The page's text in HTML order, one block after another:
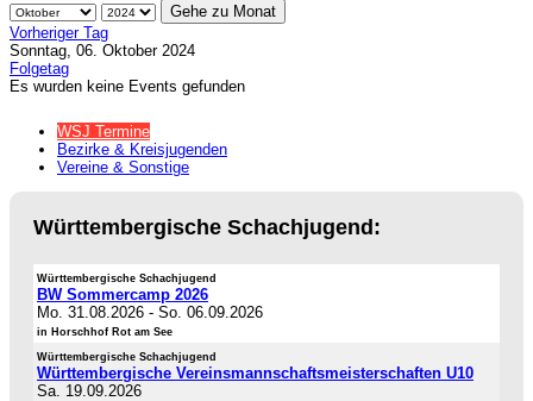
Gehe zu Monat
Vorheriger Tag
Sonntag, 06. Oktober 2024
Folgetag
Es wurden keine Events gefunden
WSJ Termine
Bezirke & Kreisjugenden
Vereine & Sonstige
Württembergische Schachjugend:
Württembergische Schachjugend
BW Sommercamp 2026
Mo. 31.08.2026 - So. 06.09.2026
in Horschhof Rot am See
Württembergische Schachjugend
Württembergische Vereinsmannschaftsmeisterschaften U10
Sa. 19.09.2026